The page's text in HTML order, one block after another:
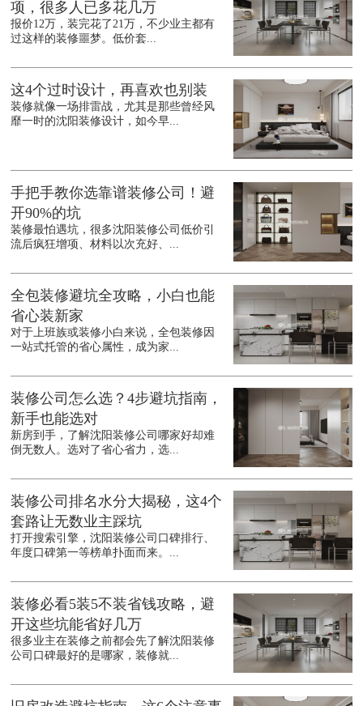
项，很多人已多花几万
报价12万，装完花了21万，不少业主都有
过这样的装修噩梦。低价套...
这4个过时设计，再喜欢也别装
装修就像一场排雷战，尤其是那些曾经风
靡一时的沈阳装修设计，如今早...
手把手教你选靠谱装修公司！避
开90%的坑
装修最怕遇坑，很多沈阳装修公司低价引
流后疯狂增项、材料以次充好、...
全包装修避坑全攻略，小白也能
省心装新家
对于上班族或装修小白来说，全包装修因
一站式托管的省心属性，成为家...
装修公司怎么选？4步避坑指南，
新手也能选对
新房到手，了解沈阳装修公司哪家好却难
倒无数人。选对了省心省力，选...
装修公司排名水分大揭秘，这4个
套路让无数业主踩坑
打开搜索引擎，沈阳装修公司口碑排行、
年度口碑第一等榜单扑面而来。...
装修必看5装5不装省钱攻略，避
开这些坑能省好几万
很多业主在装修之前都会先了解沈阳装修
公司口碑最好的是哪家，装修就...